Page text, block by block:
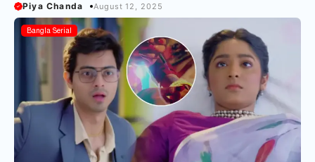
Piya Chanda August 12, 2025
Bangla Serial